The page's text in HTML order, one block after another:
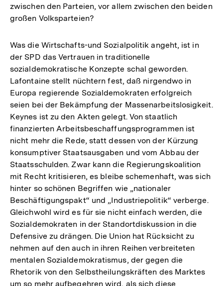
zwischen den Parteien, vor allem zwischen den beiden
großen Volksparteien?
Was die Wirtschafts-und Sozialpolitik angeht, ist in
der SPD das Vertrauen in traditionelle
sozialdemokratische Konzepte schal geworden.
Lafontaine stellt nüchtern fest, daß nirgendwo in
Europa regierende Sozialdemokraten erfolgreich
seien bei der Bekämpfung der Massenarbeitslosigkeit.
Keynes ist zu den Akten gelegt. Von staatlich
finanzierten Arbeitsbeschaffungsprogrammen ist
nicht mehr die Rede, statt dessen von der Kürzung
konsumptiver Staatsausgaben und vom Abbau der
Staatsschulden. Zwar kann die Regierungskoalition
mit Recht kritisieren, es bleibe schemenhaft, was sich
hinter so schönen Begriffen wie „nationaler
Beschäftigungspakt“ und „Industriepolitik“ verberge.
Gleichwohl wird es für sie nicht einfach werden, die
Sozialdemokraten in der Standortdiskussion in die
Defensive zu drängen. Die Union hat Rücksicht zu
nehmen auf den auch in ihren Reihen verbreiteten
mentalen Sozialdemokratismus, der gegen die
Rhetorik von den Selbstheilungskräften des Marktes
um so mehr aufbegehren wird, als sich diese